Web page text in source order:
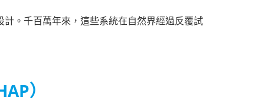
。千百萬年來，這些系統在自然界經過反覆試
）